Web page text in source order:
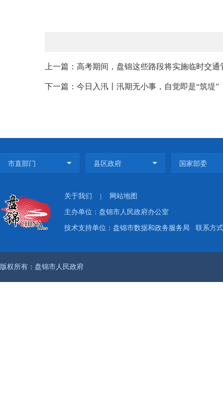
上一篇：高考期间，盘锦这些路段将实施临时交
下一篇：今日入汛丨汛期无小事，自觉即是“筑堤”
关于我们 网站地图
主办单位：盘锦市人民政府办公室
技术支持单位：盘锦市数据和政务服务局 联系方
版权所有：盘锦市人民政府